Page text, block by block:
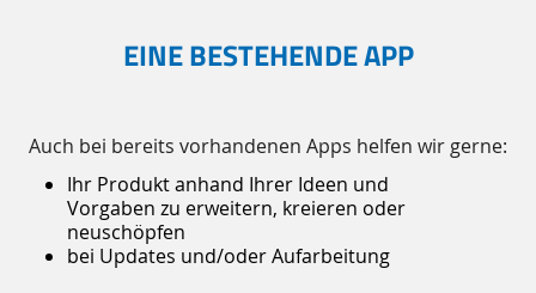
EINE BESTEHENDE APP
Auch bei bereits vorhandenen Apps helfen wir gerne:
Ihr Produkt anhand Ihrer Ideen und
Vorgaben zu erweitern, kreieren oder
neuschöpfen
bei Updates und/oder Aufarbeitung